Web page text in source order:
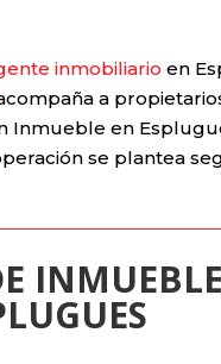
inmobiliario en
a
Inmueble en
se plantea